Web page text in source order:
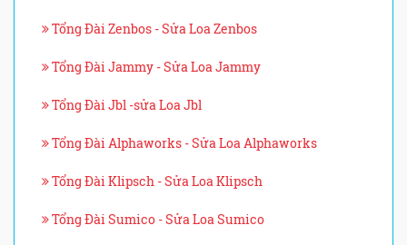
Tổng Đài Zenbos - Sửa Loa Zenbos
Tổng Đài Jammy - Sửa Loa Jammy
Tổng Đài Jbl -sửa Loa Jbl
Tổng Đài Alphaworks - Sửa Loa Alphaworks
Tổng Đài Klipsch - Sửa Loa Klipsch
Tổng Đài Sumico - Sửa Loa Sumico